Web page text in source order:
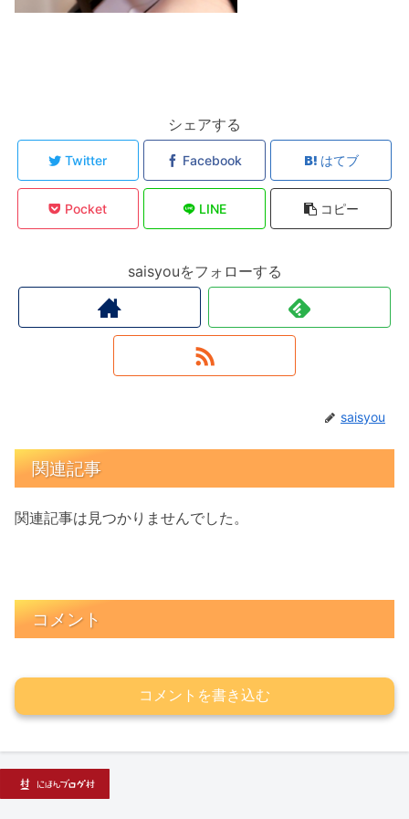
シェアする
Twitter Facebook はてブ
Pocket LINE コピー
saisyouをフォローする
saisyou
関連記事
関連記事は見つかりませんでした。
コメント
コメントを書き込む